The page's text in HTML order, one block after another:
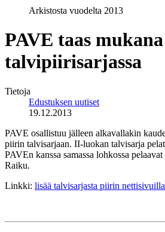
Arkistosta vuodelta 2013
PAVE taas mukana
talvipiirisarjassa
Tietoja
Edustuksen uutiset
19.12.2013
PAVE osallistuu jälleen alkavallakin
piirin talvisarjaan. II-luokan talvisarja
PAVEn kanssa samassa lohkossa
Raiku.
Linkki: lisää talvisarjasta piirin nettisivuilla